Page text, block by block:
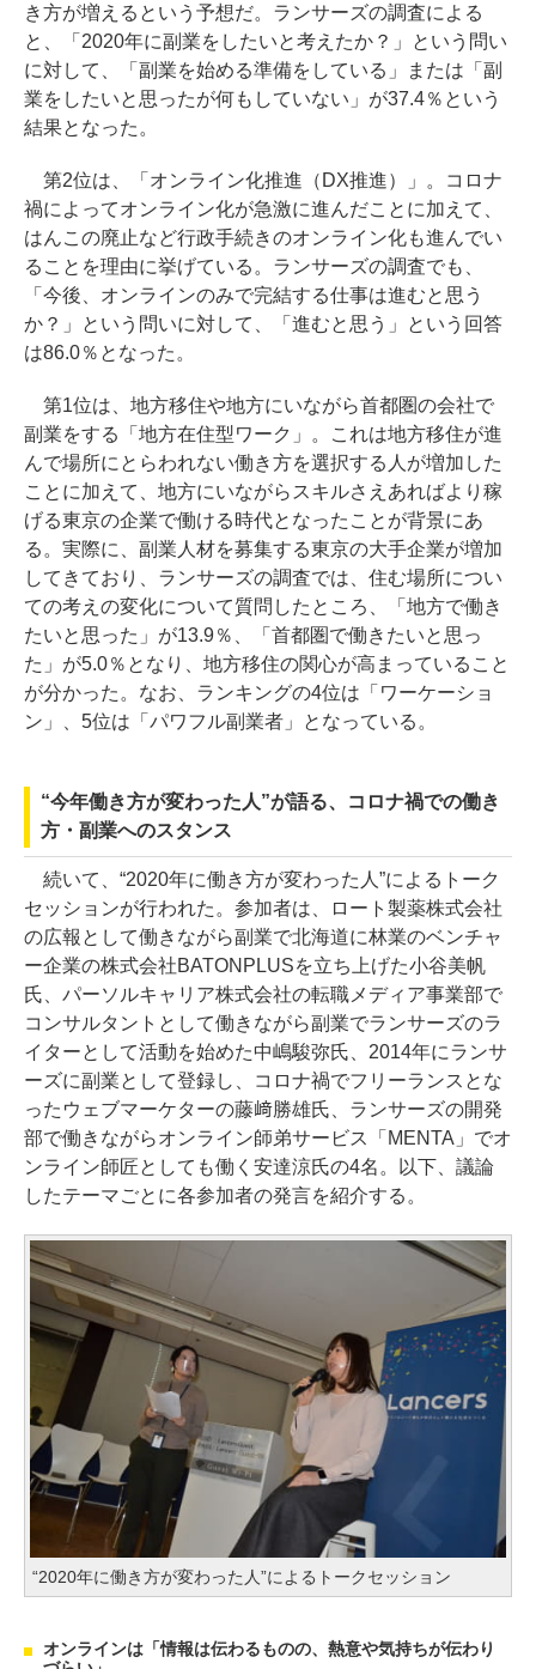
き方が増えるという予想だ。ランサーズの調査による
と、「2020年に副業をしたいと考えたか？」という問い
に対して、「副業を始める準備をしている」または「副
業をしたいと思ったが何もしていない」が37.4％という
結果となった。
第2位は、「オンライン化推進（DX推進）」。コロナ
禍によってオンライン化が急激に進んだことに加えて、
はんこの廃止など行政手続きのオンライン化も進んでい
ることを理由に挙げている。ランサーズの調査でも、
「今後、オンラインのみで完結する仕事は進むと思う
か？」という問いに対して、「進むと思う」という回答
は86.0％となった。
第1位は、地方移住や地方にいながら首都圏の会社で
副業をする「地方在住型ワーク」。これは地方移住が進
んで場所にとらわれない働き方を選択する人が増加した
ことに加えて、地方にいながらスキルさえあればより稼
げる東京の企業で働ける時代となったことが背景にあ
る。実際に、副業人材を募集する東京の大手企業が増加
してきており、ランサーズの調査では、住む場所につい
ての考えの変化について質問したところ、「地方で働き
たいと思った」が13.9％、「首都圏で働きたいと思っ
た」が5.0％となり、地方移住の関心が高まっていること
が分かった。なお、ランキングの4位は「ワーケーショ
ン」、5位は「パワフル副業者」となっている。
“今年働き方が変わった人”が語る、コロナ禍での働き
方・副業へのスタンス
続いて、“2020年に働き方が変わった人”によるトーク
セッションが行われた。参加者は、ロート製薬株式会社
の広報として働きながら副業で北海道に林業のベンチャ
ー企業の株式会社BATONPLUSを立ち上げた小谷美帆
氏、パーソルキャリア株式会社の転職メディア事業部で
コンサルタントとして働きながら副業でランサーズのラ
イターとして活動を始めた中嶋駿弥氏、2014年にランサ
ーズに副業として登録し、コロナ禍でフリーランスとな
ったウェブマーケターの藤﨑勝雄氏、ランサーズの開発
部で働きながらオンライン師弟サービス「MENTA」でオ
ンライン師匠としても働く安達涼氏の4名。以下、議論
したテーマごとに各参加者の発言を紹介する。
“2020年に働き方が変わった人”によるトークセッション
オンラインは「情報は伝わるものの、熱意や気持ちが伝わり